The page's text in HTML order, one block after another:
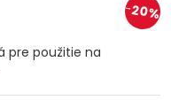
20%
pre použitie na